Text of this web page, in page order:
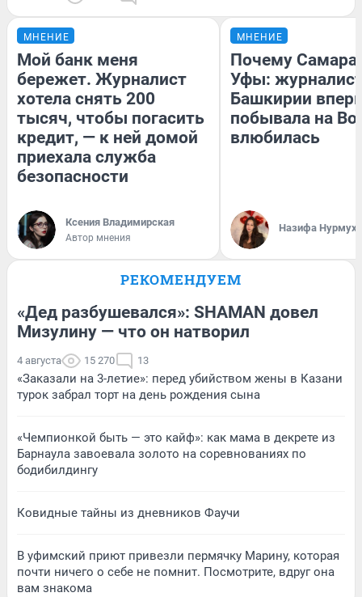
МНЕНИЕ
Мой банк меня
бережет. Журналист
хотела снять 200
тысяч, чтобы погасить
кредит, — к ней домой
приехала служба
безопасности
Ксения Владимирская
Автор мнения
МНЕНИЕ
Почему Самара
Уфы:
Башкирии
побывала на
влюбилась
Назифа
РЕКОМЕНДУЕМ
«Дед разбушевался»: SHAMAN довел
Мизулину — что он натворил
4 августа 15 270 13
«Заказали на 3-летие»: перед убийством жены в Казани
турок забрал торт на день рождения сына
«Чемпионкой быть — это кайф»: как мама в декрете из
Барнаула завоевала золото на соревнованиях по
бодибилдингу
Ковидные тайны из дневников Фаучи
В уфимский приют привезли пермячку Марину, которая
почти ничего о себе не помнит. Посмотрите, вдруг она
вам знакома